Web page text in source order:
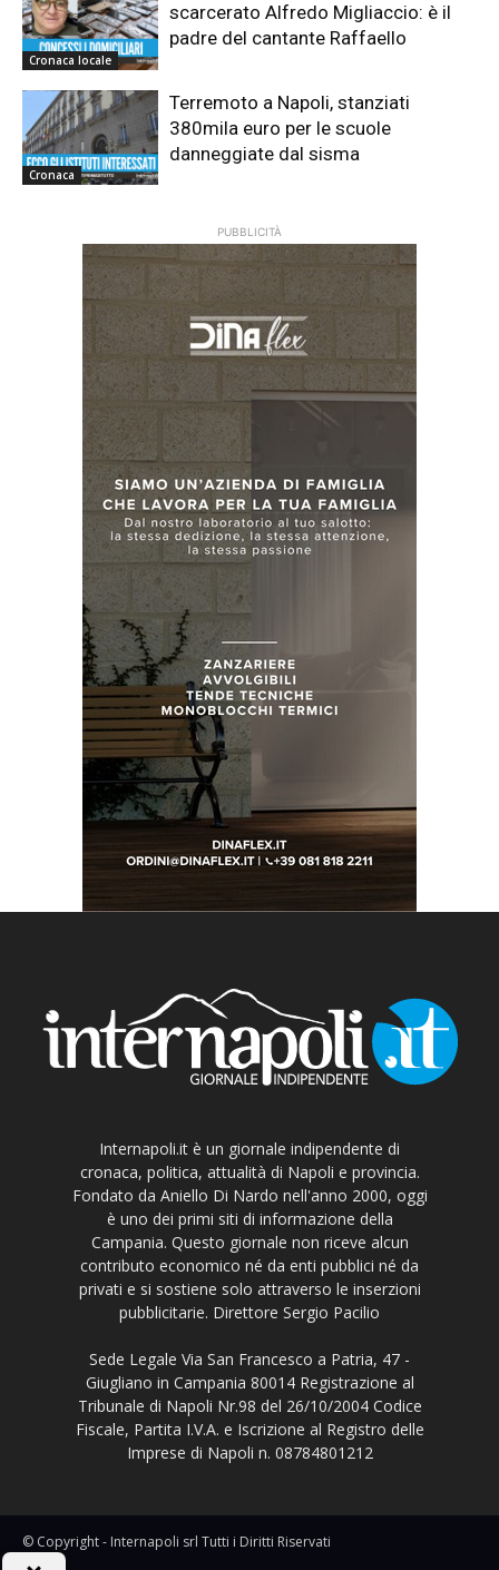
Cronaca locale
scarcerato Alfredo Migliaccio: è il
padre del cantante Raffaello
Cronaca
Terremoto a Napoli, stanziati
380mila euro per le scuole
danneggiate dal sisma
PUBBLICITÀ
Internapoli.it è un giornale indipendente di
cronaca, politica, attualità di Napoli e provincia.
Fondato da Aniello Di Nardo nell'anno 2000, oggi
è uno dei primi siti di informazione della
Campania. Questo giornale non riceve alcun
contributo economico né da enti pubblici né da
privati e si sostiene solo attraverso le inserzioni
pubblicitarie. Direttore Sergio Pacilio
Sede Legale Via San Francesco a Patria, 47 -
Giugliano in Campania 80014 Registrazione al
Tribunale di Napoli Nr.98 del 26/10/2004 Codice
Fiscale, Partita I.V.A. e Iscrizione al Registro delle
Imprese di Napoli n. 08784801212
© Copyright - Internapoli srl Tutti i Diritti Riservati